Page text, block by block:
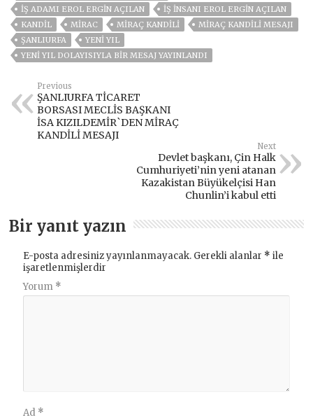
IŞ ADAMI EROL ERGIN AÇILAN
IŞ INSANI EROL ERGIN AÇILAN
KANDIL
MIRAC MIRAÇ KANDILI
MIRAÇ KANDILI MESAJI
ŞANLIURFA
YENI YIL
YENI YIL DOLAYISIYLA BIR MESAJ YAYINLANDI
Previous
ŞANLIURFA TİCARET
BORSASI MECLİS BAŞKANI
İSA KIZILDEMİR`DEN MİRAÇ
KANDİLİ MESAJI
Next
Devlet başkanı, Çin Halk
Cumhuriyeti’nin yeni atanan
Kazakistan Büyükelçisi Han
Chunlin’i kabul etti
Bir yanıt yazın
E-posta adresiniz yayınlanmayacak. Gerekli alanlar * ile
işaretlenmişlerdir
Yorum *
Ad *